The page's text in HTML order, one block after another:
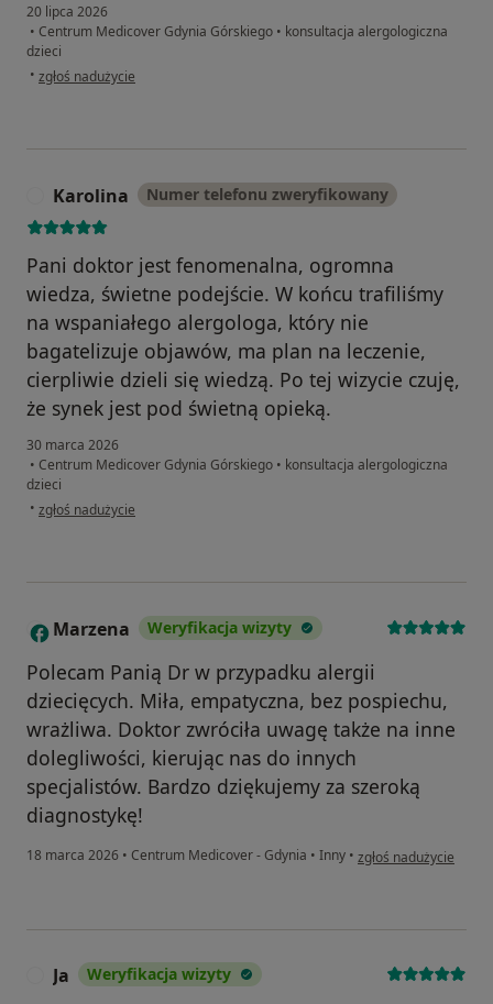
20 lipca 2026
• Centrum Medicover Gdynia Górskiego • konsultacja alergologiczna
dzieci
• w opinii użytkownika MAGDALENA
zgłoś nadużycie
Karolina Numer telefonu zweryfikowany
Pani doktor jest fenomenalna, ogromna
wiedza, świetne podejście. W końcu trafiliśmy
na wspaniałego alergologa, który nie
bagatelizuje objawów, ma plan na leczenie,
cierpliwie dzieli się wiedzą. Po tej wizycie czuję,
że synek jest pod świetną opieką.
30 marca 2026
• Centrum Medicover Gdynia Górskiego • konsultacja alergologiczna
dzieci
• w opinii użytkownika Karolina
zgłoś nadużycie
M Marzena Weryfikacja wizyty
Polecam Panią Dr w przypadku alergii
dziecięcych. Miła, empatyczna, bez pospiechu,
wrażliwa. Doktor zwróciła uwagę także na inne
dolegliwości, kierując nas do innych
specjalistów. Bardzo dziękujemy za szeroką
diagnostykę!
18 marca 2026 • Centrum Medicover - Gdynia • Inny • w opinii użytkownika
zgłoś nadużycie
Ja Weryfikacja wizyty